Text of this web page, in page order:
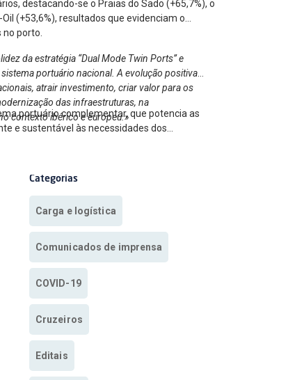
destacando-se o Praias do Sado (+65,7%), o
(+53,6%), resultados que evidenciam o
no porto.
da estratégia “Dual Mode Twin Ports” e
portuário nacional. A evolução positiva
atrair investimento, criar valor para os
das infraestruturas, na
contexto ibérico e europeu.»
portuário complementar, que potencia as
e sustentável às necessidades dos
Categorias
Carga e logística
Comunicados de imprensa
COVID-19
Cruzeiros
Editais